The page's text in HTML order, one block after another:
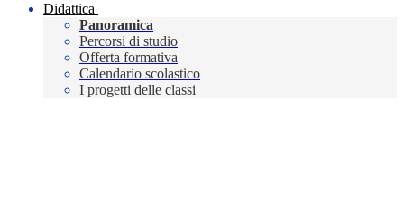
Didattica
Panoramica
Percorsi di studio
Offerta formativa
Calendario scolastico
I progetti delle classi